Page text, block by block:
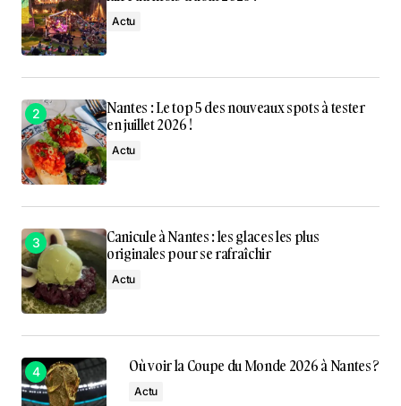
Actu
Nantes : Le top 5 des nouveaux spots à tester
en juillet 2026 !
Actu
Canicule à Nantes : les glaces les plus
originales pour se rafraîchir
Actu
Où voir la Coupe du Monde 2026 à Nantes ?
Actu